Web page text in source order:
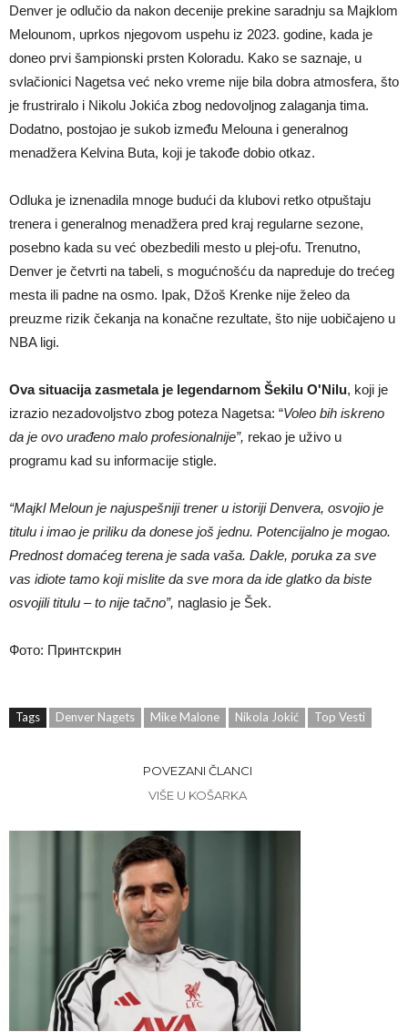
država traži pravdu
Denver je odlučio da nakon decenije prekine saradnju sa Majklom
Melounom, uprkos njegovom uspehu iz 2023. godine, kada je
doneo prvi šampionski prsten Koloradu. Kako se saznaje, u
svlačionici Nagetsa već neko vreme nije bila dobra atmosfera, što
je frustriralo i Nikolu Jokića zbog nedovoljnog zalaganja tima.
Dodatno, postojao je sukob između Melouna i generalnog
menadžera Kelvina Buta, koji je takođe dobio otkaz.
Odluka je iznenadila mnoge budući da klubovi retko otpuštaju
trenera i generalnog menadžera pred kraj regularne sezone,
posebno kada su već obezbedili mesto u plej-ofu. Trenutno,
Denver je četvrti na tabeli, s mogućnošću da napreduje do trećeg
mesta ili padne na osmo. Ipak, Džoš Krenke nije želeo da
preuzme rizik čekanja na konačne rezultate, što nije uobičajeno u
NBA ligi.
Ova situacija zasmetala je legendarnom Šekilu O'Nilu, koji je
izrazio nezadovoljstvo zbog poteza Nagetsa: “Voleo bih iskreno
da je ovo urađeno malo profesionalnije”, rekao je uživo u
programu kad su informacije stigle.
“Majkl Meloun je najuspešniji trener u istoriji Denvera, osvojio je
titulu i imao je priliku da donese još jednu. Potencijalno je mogao.
Prednost domaćeg terena je sada vaša. Dakle, poruka za sve
vas idiote tamo koji mislite da sve mora da ide glatko da biste
osvojili titulu – to nije tačno”, naglasio je Šek.
Фото: Принтскрин
Tags Denver Nagets Mike Malone Nikola Jokić Top Vesti
POVEZANI ČLANCI
VIŠE U KOŠARKA